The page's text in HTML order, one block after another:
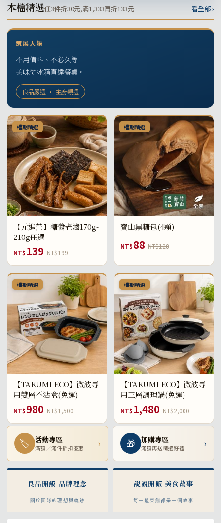
本檔精選任3件折30元,滿1,333再折133元 看全部 ›
策展人語
不用備料、不必久等
美味從冰箱直達餐桌。
良品嚴選 · 主廚親選
檔期精選
【元進莊】糖醬老滷170g-
210g任選
NT$ 139 NT$199
檔期精選
寶山黑糖包(4顆)
NT$88 NT$128
檔期精選
【TAKUMI ECO】微波專
用雙層不沾盒(免運)
NT$980 NT$1,500
檔期精選
【TAKUMI ECO】微波專
用三層調理鍋(免運)
NT$ 1,480 NT$2,000
🏷 活動專區
滿額／滿件折扣優惠 › 🎁 加購專區
滿額再送精選好禮 ›
良品開飯 品牌理念
關於團隊的理想與軌跡
說說開飯 美食故事
每一道菜餚都是一個故事